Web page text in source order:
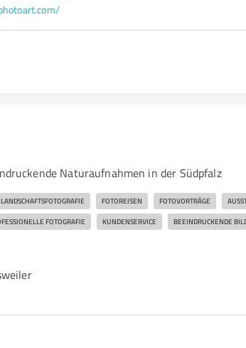
Naturaufnahmen in der Südpfalz
LANDSCHAFTSFOTOGRAFIE FOTOREISEN FOTOVORTRÄGE
FOTOGRAFIE KUNDENSERVICE BEEINDRUCKENDE